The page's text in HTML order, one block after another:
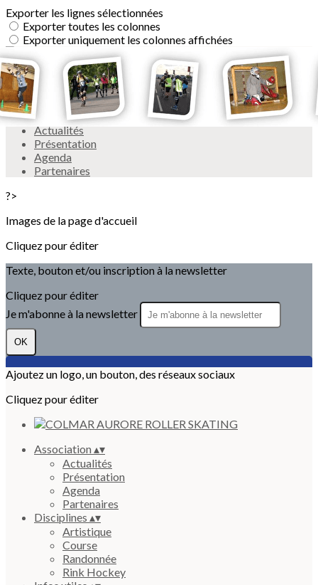
Exporter les lignes sélectionnées
Exporter toutes les colonnes
Exporter uniquement les colonnes affichées
Menu
<
>
Actualités
Présentation
Agenda
Partenaires
?>
Images de la page d'accueil
Cliquez pour éditer
Texte, bouton et/ou inscription à la newsletter
Cliquez pour éditer
Je m'abonne à la newsletter
OK
Ajoutez un logo, un bouton, des réseaux sociaux
Cliquez pour éditer
Association▴▾
Actualités
Présentation
Agenda
Partenaires
Disciplines ▴▾
Artistique
Course
Randonnée
Rink Hockey